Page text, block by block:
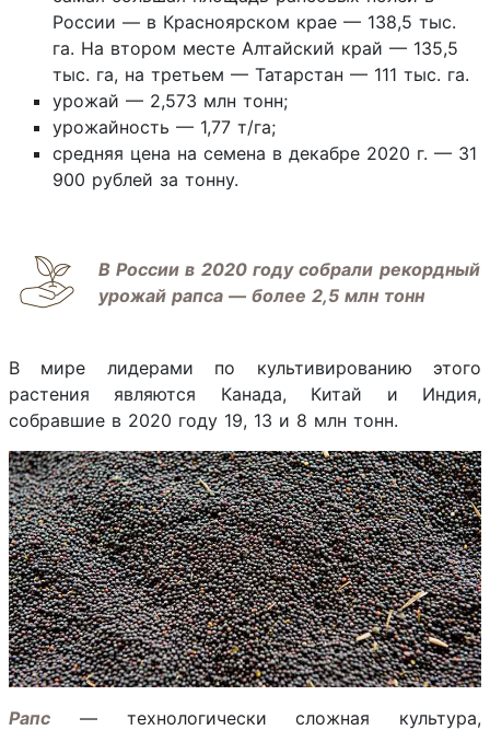
России — в Красноярском крае — 138,5 тыс.
га. На втором месте Алтайский край — 135,5
тыс. га, на третьем — Татарстан — 111 тыс. га.
урожай — 2,573 млн тонн;
урожайность — 1,77 т/га;
средняя цена на семена в декабре 2020 г. — 31
900 рублей за тонну.
В России в 2020 году собрали рекордный
урожай рапса — более 2,5 млн тонн
В мире лидерами по культивированию этого
растения являются Канада, Китай и Индия,
собравшие в 2020 году 19, 13 и 8 млн тонн.
Рапс — технологически сложная культура,